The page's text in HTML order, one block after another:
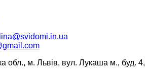
обл., м. Львів, вул. Лукаша м., буд. 4,